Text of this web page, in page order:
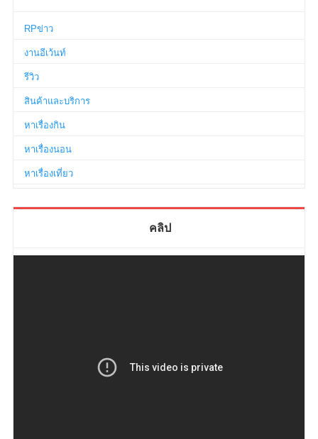
RPข่าว
งานอีเว้นท์
รีวิว
สินค้าและบริการ
หาเรื่องกิน
หาเรื่องนอน
หาเรื่องเที่ยว
คลิป